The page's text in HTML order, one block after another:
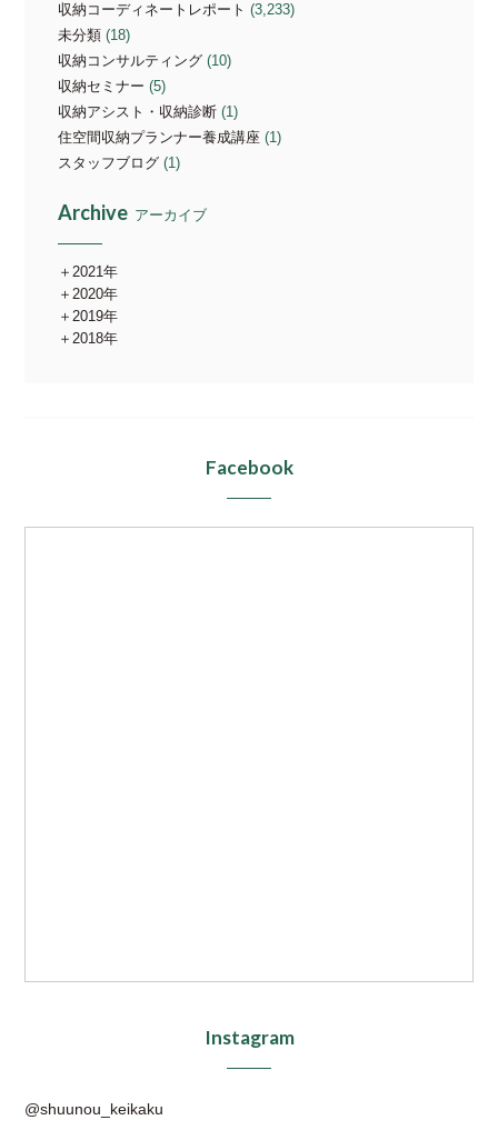
収納コーディネートレポート (3,233)
未分類 (18)
収納コンサルティング (10)
収納セミナー (5)
収納アシスト・収納診断 (1)
住空間収納プランナー養成講座 (1)
スタッフブログ (1)
Archive アーカイブ
2021年
2020年
2019年
2018年
Facebook
Instagram
@shuunou_keikaku